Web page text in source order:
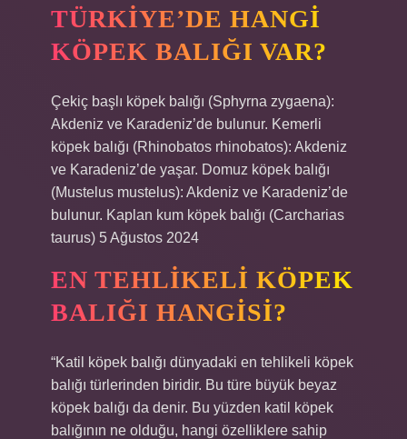
TÜRKIYE’DE HANGI
KÖPEK BALIĞI VAR?
Çekiç başlı köpek balığı (Sphyrna zygaena):
Akdeniz ve Karadeniz’de bulunur. Kemerli
köpek balığı (Rhinobatos rhinobatos): Akdeniz
ve Karadeniz’de yaşar. Domuz köpek balığı
(Mustelus mustelus): Akdeniz ve Karadeniz’de
bulunur. Kaplan kum köpek balığı (Carcharias
taurus) 5 Ağustos 2024
EN TEHLIKELI KÖPEK
BALIĞI HANGISI?
“Katil köpek balığı dünyadaki en tehlikeli köpek
balığı türlerinden biridir. Bu türe büyük beyaz
köpek balığı da denir. Bu yüzden katil köpek
balığının ne olduğu, hangi özelliklere sahip